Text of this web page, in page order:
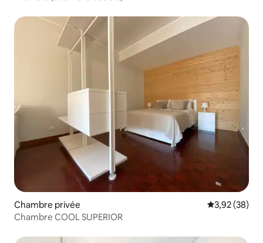
Chambre privée Évaluation
3,92 (38)
Chambre COOL SUPERIOR